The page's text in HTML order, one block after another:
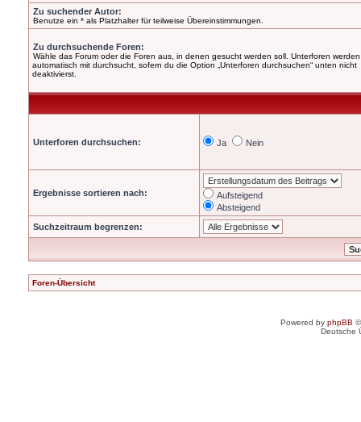
Zu suchender Autor:
Benutze ein * als Platzhalter für teilweise Übereinstimmungen.
Zu durchsuchende Foren:
Wähle das Forum oder die Foren aus, in denen gesucht werden soll. Unterforen werden
automatisch mit durchsucht, sofern du die Option „Unterforen durchsuchen“ unten nicht
deaktivierst.
Unterforen durchsuchen: Ja Nein
Ergebnisse sortieren nach:
Aufsteigend
Absteigend
Suchzeitraum begrenzen:
Foren-Übersicht
Powered by phpBB
Deutsche